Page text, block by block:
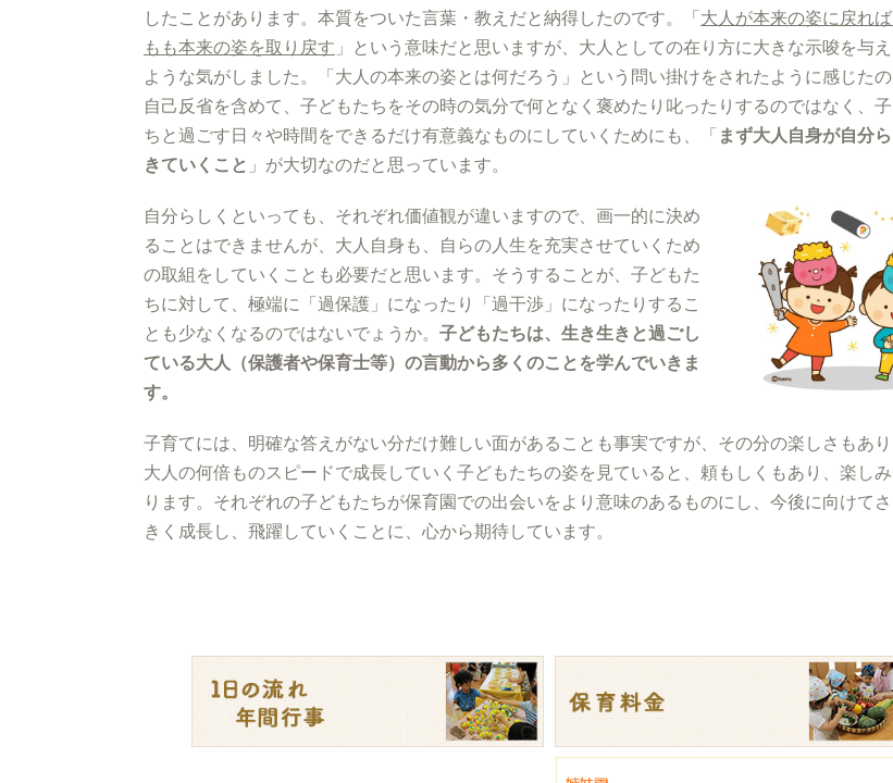
したことがあります。本質をついた言葉・教えだと納得したのです。「大人が本来の姿に戻れ
もも本来の姿を取り戻す 」という意味だと思いますが、大人としての在り方に大きな示唆を与
ような気がしました。「大人の本来の姿とは何だろう」という問い掛けをされたように感じたの
自己反省を含めて、子どもたちをその時の気分で何となく褒めたり叱ったりするのではなく、
ちと過ごす日々や時間をできるだけ有意義なものにしていくためにも、「 まず大人自身が自分
きていくこと 」が大切なのだと思っています。
自分らしくといっても、それぞれ価値観が違いますので、画一的に決め
ることはできませんが、大人自身も、自らの人生を充実させていくため
の取組をしていくことも必要だと思います。そうすることが、子どもた
ちに対して、極端に「過保護」になったり「過干渉」になったりするこ
とも少なくなるのではないでょうか。 子どもたちは、生き生きと過ごし
ている大人（保護者や保育士等）の言動から多くのことを学んでいきま
す。
子育てには、明確な答えがない分だけ難しい面があることも事実ですが、その分の楽しさもあり
大人の何倍ものスピードで成長していく子どもたちの姿を見ていると、頼もしくもあり、楽し
ります。それぞれの子どもたちが保育園での出会いをより意味のあるものにし、今後に向けて
きく成長し、飛躍していくことに、心から期待しています。